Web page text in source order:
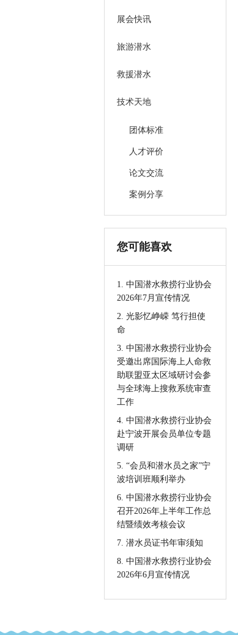
展会快讯
旅游潜水
救援潜水
技术天地
团体标准
人才评价
论文交流
案例分享
您可能喜欢
1. 中国潜水救捞行业协会
2026年7月宣传情况
2. 光影忆峥嵘 笃行担使
命
3. 中国潜水救捞行业协会
受邀出席国际海上人命救
助联盟亚太区域研讨会参
与全球海上搜救系统审查
工作
4. 中国潜水救捞行业协会
赴宁波开展会员单位专题
调研
5. “会员和潜水员之家”宁
波培训班顺利举办
6. 中国潜水救捞行业协会
召开2026年上半年工作总
结暨绩效考核会议
7. 潜水员证书年审须知
8. 中国潜水救捞行业协会
2026年6月宣传情况